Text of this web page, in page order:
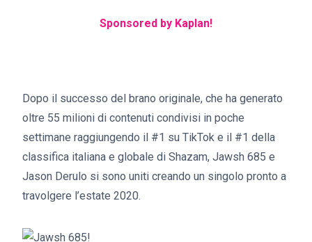
Sponsored by Kaplan!
Dopo il successo del brano originale, che ha generato
oltre 55 milioni di contenuti condivisi in poche
settimane raggiungendo il #1 su TikTok e il #1 della
classifica italiana e globale di Shazam, Jawsh 685 e
Jason Derulo si sono uniti creando un singolo pronto a
travolgere l’estate 2020.